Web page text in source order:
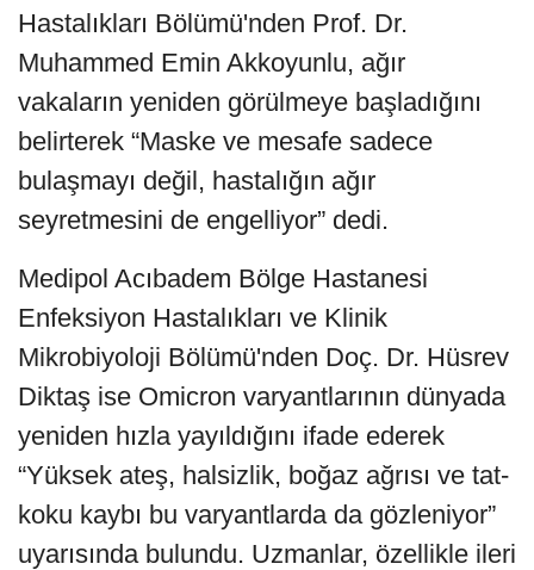
Hastalıkları Bölümü'nden Prof. Dr.
Muhammed Emin Akkoyunlu, ağır
vakaların yeniden görülmeye başladığını
belirterek “Maske ve mesafe sadece
bulaşmayı değil, hastalığın ağır
seyretmesini de engelliyor” dedi.
Medipol Acıbadem Bölge Hastanesi
Enfeksiyon Hastalıkları ve Klinik
Mikrobiyoloji Bölümü'nden Doç. Dr. Hüsrev
Diktaş ise Omicron varyantlarının dünyada
yeniden hızla yayıldığını ifade ederek
“Yüksek ateş, halsizlik, boğaz ağrısı ve tat-
koku kaybı bu varyantlarda da gözleniyor”
uyarısında bulundu. Uzmanlar, özellikle ileri